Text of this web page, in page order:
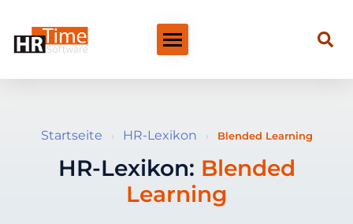
Startseite › HR-Lexikon › Blended Learning
HR-Lexikon: Blended
Learning